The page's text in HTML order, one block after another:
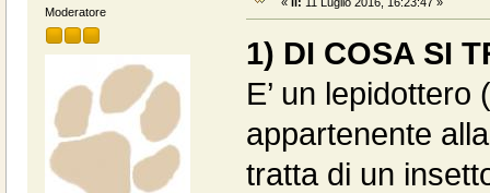
Moderatore
1) DI COSA SI
E’ un
appartenente
tratta di un